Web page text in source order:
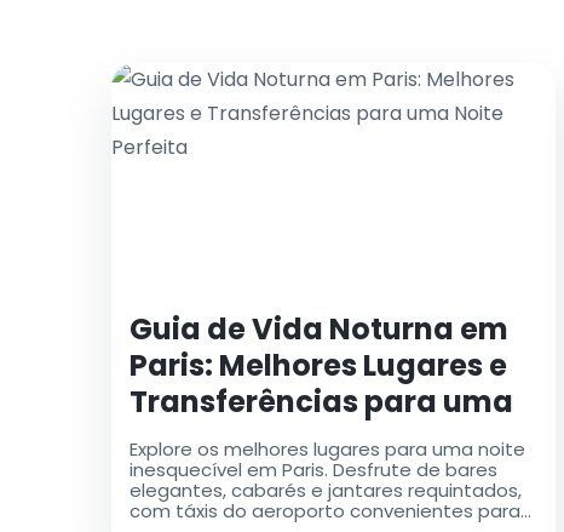
Guia de Vida Noturna em
Paris: Melhores Lugares e
Transferências para uma
Noite Perfeita
Explore os melhores lugares para uma noite
inesquecível em Paris. Desfrute de bares
elegantes, cabarés e jantares requintados,
com táxis do aeroporto convenientes para